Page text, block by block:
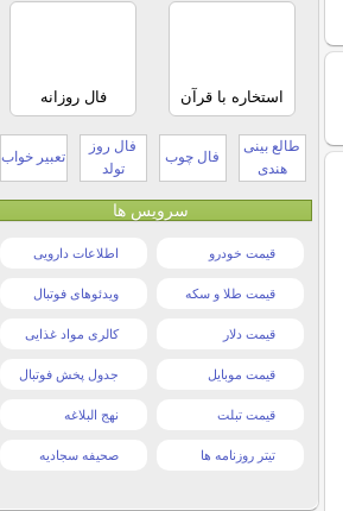
استخاره با قرآن فال روزانه
طالع بینی
هندی
فال چوب
فال روز
تولد
تعبیر خواب
سرویس ها
قیمت خودرو اطلاعات دارویی
قیمت طلا و سکه ویدئوهای فوتبال
قیمت دلار کالری مواد غذایی
قیمت موبایل جدول پخش فوتبال
قیمت تبلت نهج البلاغه
تیتر روزنامه ها صحیفه سجادیه